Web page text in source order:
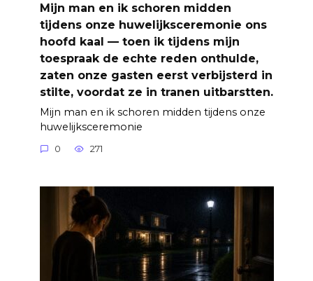
Mijn man en ik schoren midden
tijdens onze huwelijksceremonie ons
hoofd kaal — toen ik tijdens mijn
toespraak de echte reden onthulde,
zaten onze gasten eerst verbijsterd in
stilte, voordat ze in tranen uitbarstten.
Mijn man en ik schoren midden tijdens onze
huwelijksceremonie
0 271